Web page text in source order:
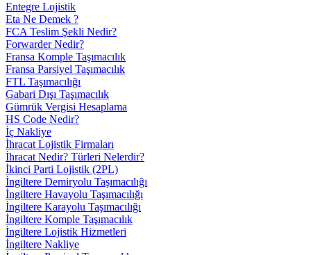
Entegre Lojistik
Eta Ne Demek ?
FCA Teslim Şekli Nedir?
Forwarder Nedir?
Fransa Komple Taşımacılık
Fransa Parsiyel Taşımacılık
FTL Taşımacılığı
Gabari Dışı Taşımacılık
Gümrük Vergisi Hesaplama
HS Code Nedir?
İç Nakliye
İhracat Lojistik Firmaları
İhracat Nedir? Türleri Nelerdir?
İkinci Parti Lojistik (2PL)
İngiltere Demiryolu Taşımacılığı
İngiltere Havayolu Taşımacılığı
İngiltere Karayolu Taşımacılığı
İngiltere Komple Taşımacılık
İngiltere Lojistik Hizmetleri
İngiltere Nakliye